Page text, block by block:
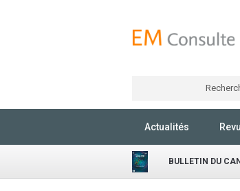
Actualités
BULLETIN DU